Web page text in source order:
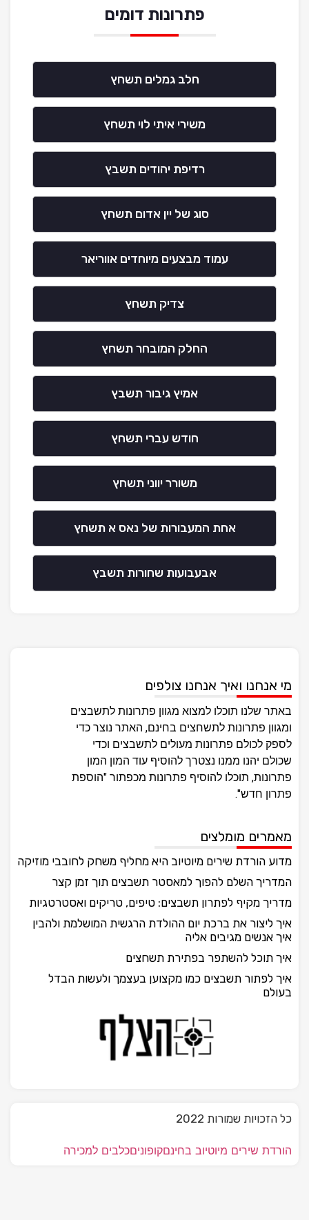
פתרונות דומים
חלב גמלים תשחץ
משירי איתי לוי תשחץ
רדיפת יהודים תשבץ
סוג של יין אדום תשחץ
עמוד מבצעים מיוחדים אווריאר
צדיק תשחץ
החלק המובחר תשחץ
אמיץ גיבור תשבץ
חודש עברי תשחץ
משורר יווני תשחץ
אחת המעבורות של נאס א תשחץ
אבעבועות שחורות תשבץ
מי אנחנו ואיך אנחנו צולפים
באתר שלנו תוכלו למצוא מגוון פתרונות לתשבצים
ומגוון פתרונות לתשחצים בחינם, האתר נוצר כדי
לספק לכולם פתרונות מעולים לתשבצים וכדי
שכולם יהנו ממנו נצטרך להוסיף עוד המון המון
פתרונות, תוכלו להוסיף פתרונות מכפתור "הוספת
פתרון חדש".
מאמרים מומלצים
מדוע הורדת שירים מיוטיוב היא מחליף משחק לחובבי מוזיקה
המדריך השלם להפוך למאסטר תשבצים תוך זמן קצר
מדריך מקיף לפתרון תשבצים: טיפים, טריקים ואסטרטגיות
איך ליצור את ברכת יום ההולדת הרגשית המושלמת ולהבין
איך אנשים מגיבים אליה
איך תוכל להשתפר בפתירת תשחצים
איך לפתור תשבצים כמו מקצוען בעצמך ולעשות הבדל
בעולם
כל הזכויות שמורות 2022
הורדת שירים מיוטיוב בחינםקופוניםכלבים למכירה